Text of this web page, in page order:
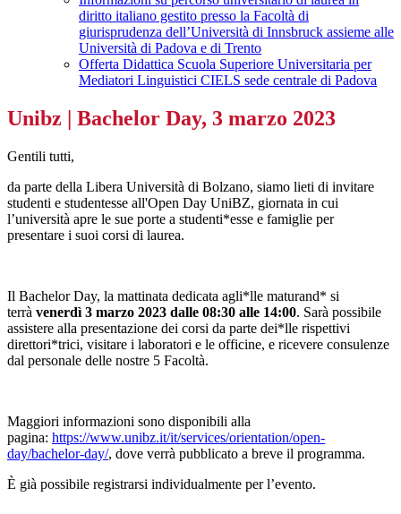
diritto italiano gestito presso la Facoltà di
giurisprudenza dell’Università di Innsbruck assieme alle
Università di Padova e di Trento
Offerta Didattica Scuola Superiore Universitaria per
Mediatori Linguistici CIELS sede centrale di Padova
Unibz | Bachelor Day, 3 marzo 2023
Gentili tutti,
da parte della Libera Università di Bolzano, siamo lieti di invitare
studenti e studentesse all'Open Day UniBZ, giornata in cui
l’università apre le sue porte a studenti*esse e famiglie per
presentare i suoi corsi di laurea.
Il Bachelor Day, la mattinata dedicata agli*lle maturand* si
terrà venerdì 3 marzo 2023 dalle 08:30 alle 14:00. Sarà possibile
assistere alla presentazione dei corsi da parte dei*lle rispettivi
direttori*trici, visitare i laboratori e le officine, e ricevere consulenze
dal personale delle nostre 5 Facoltà.
Maggiori informazioni sono disponibili alla
pagina: https://www.unibz.it/it/services/orientation/open-
day/bachelor-day/, dove verrà pubblicato a breve il programma.
È già possibile registrarsi individualmente per l’evento.